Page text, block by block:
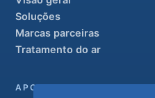
Soluções
Marcas parceiras
Tratamento do ar
APOIO